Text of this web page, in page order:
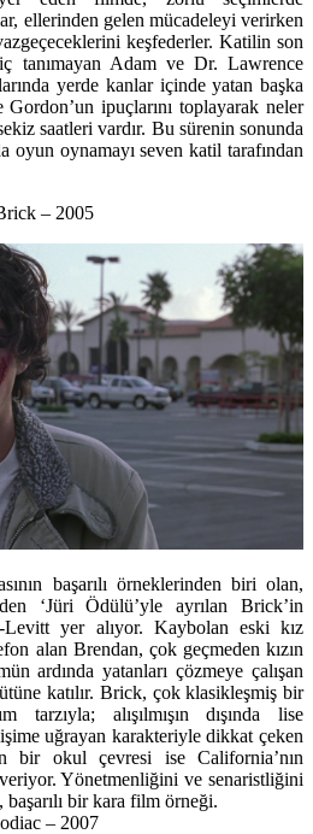
ellerinden gelen mücadeleyi verirken
keşfederler. Katilin son
tanımayan Adam ve Dr. Lawrence
yerde kanlar içinde yatan başka
ipuçlarını toplayarak neler
saatleri vardır. Bu sürenin sonunda
oynamayı seven katil tarafından
– 2005
başarılı örneklerinden biri olan,
‘Jüri Ödülü’yle ayrılan Brick’in
Levitt yer alıyor. Kaybolan eski kız
alan Brendan, çok geçmeden kızın
ardında yatanları çözmeye çalışan
katılır. Brick, çok klasikleşmiş bir
alışılmışın dışında lise
uğrayan karakteriyle dikkat çeken
bir okul çevresi ise California’nın
Yönetmenliğini ve senaristliğini
başarılı bir kara film örneği.
– 2007